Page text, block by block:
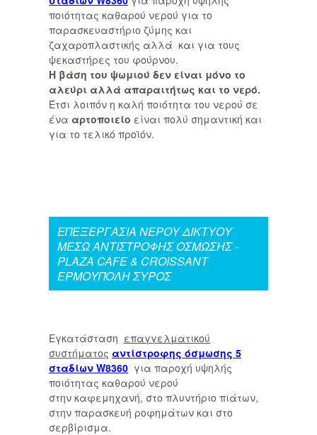
ποιότητας καθαρού νερού για το
παρασκευαστήριο ζύμης και
ζαχαροπλαστικής αλλά και για τους
ψεκαστήρες του φούρνου.
Η βάση του ψωμιού δεν είναι μόνο το
αλεύρι αλλά απαραιτήτως και το νερό.
Έτσι λοιπόν η καλή ποιότητα του νερού σε
ένα αρτοποιείο είναι πολύ σημαντική και
για το τελικό προϊόν.
ΕΠΕΞΕΡΓΑΣΙΑ ΝΕΡΟΥ ΔΙΚΤΥΟΥ
ΜΕΣΩ ΑΝΤΙΣΤΡΟΦΗΣ ΟΣΜΩΣΗΣ -
PLAZA CAFE & CROISSANT
ΕΡΜΟΥΠΟΛΗ ΣΥΡΟΣ
Εγκατάσταση επαγγελματικού
συστήματος αντίστροφης όσμωσης 5
σταδίων W8360 για παροχή υψηλής
ποιότητας καθαρού νερού
στην καφεμηχανή, στο πλυντήριο πιάτων,
στην παρασκευή ροφημάτων και στο
σερβίρισμα.